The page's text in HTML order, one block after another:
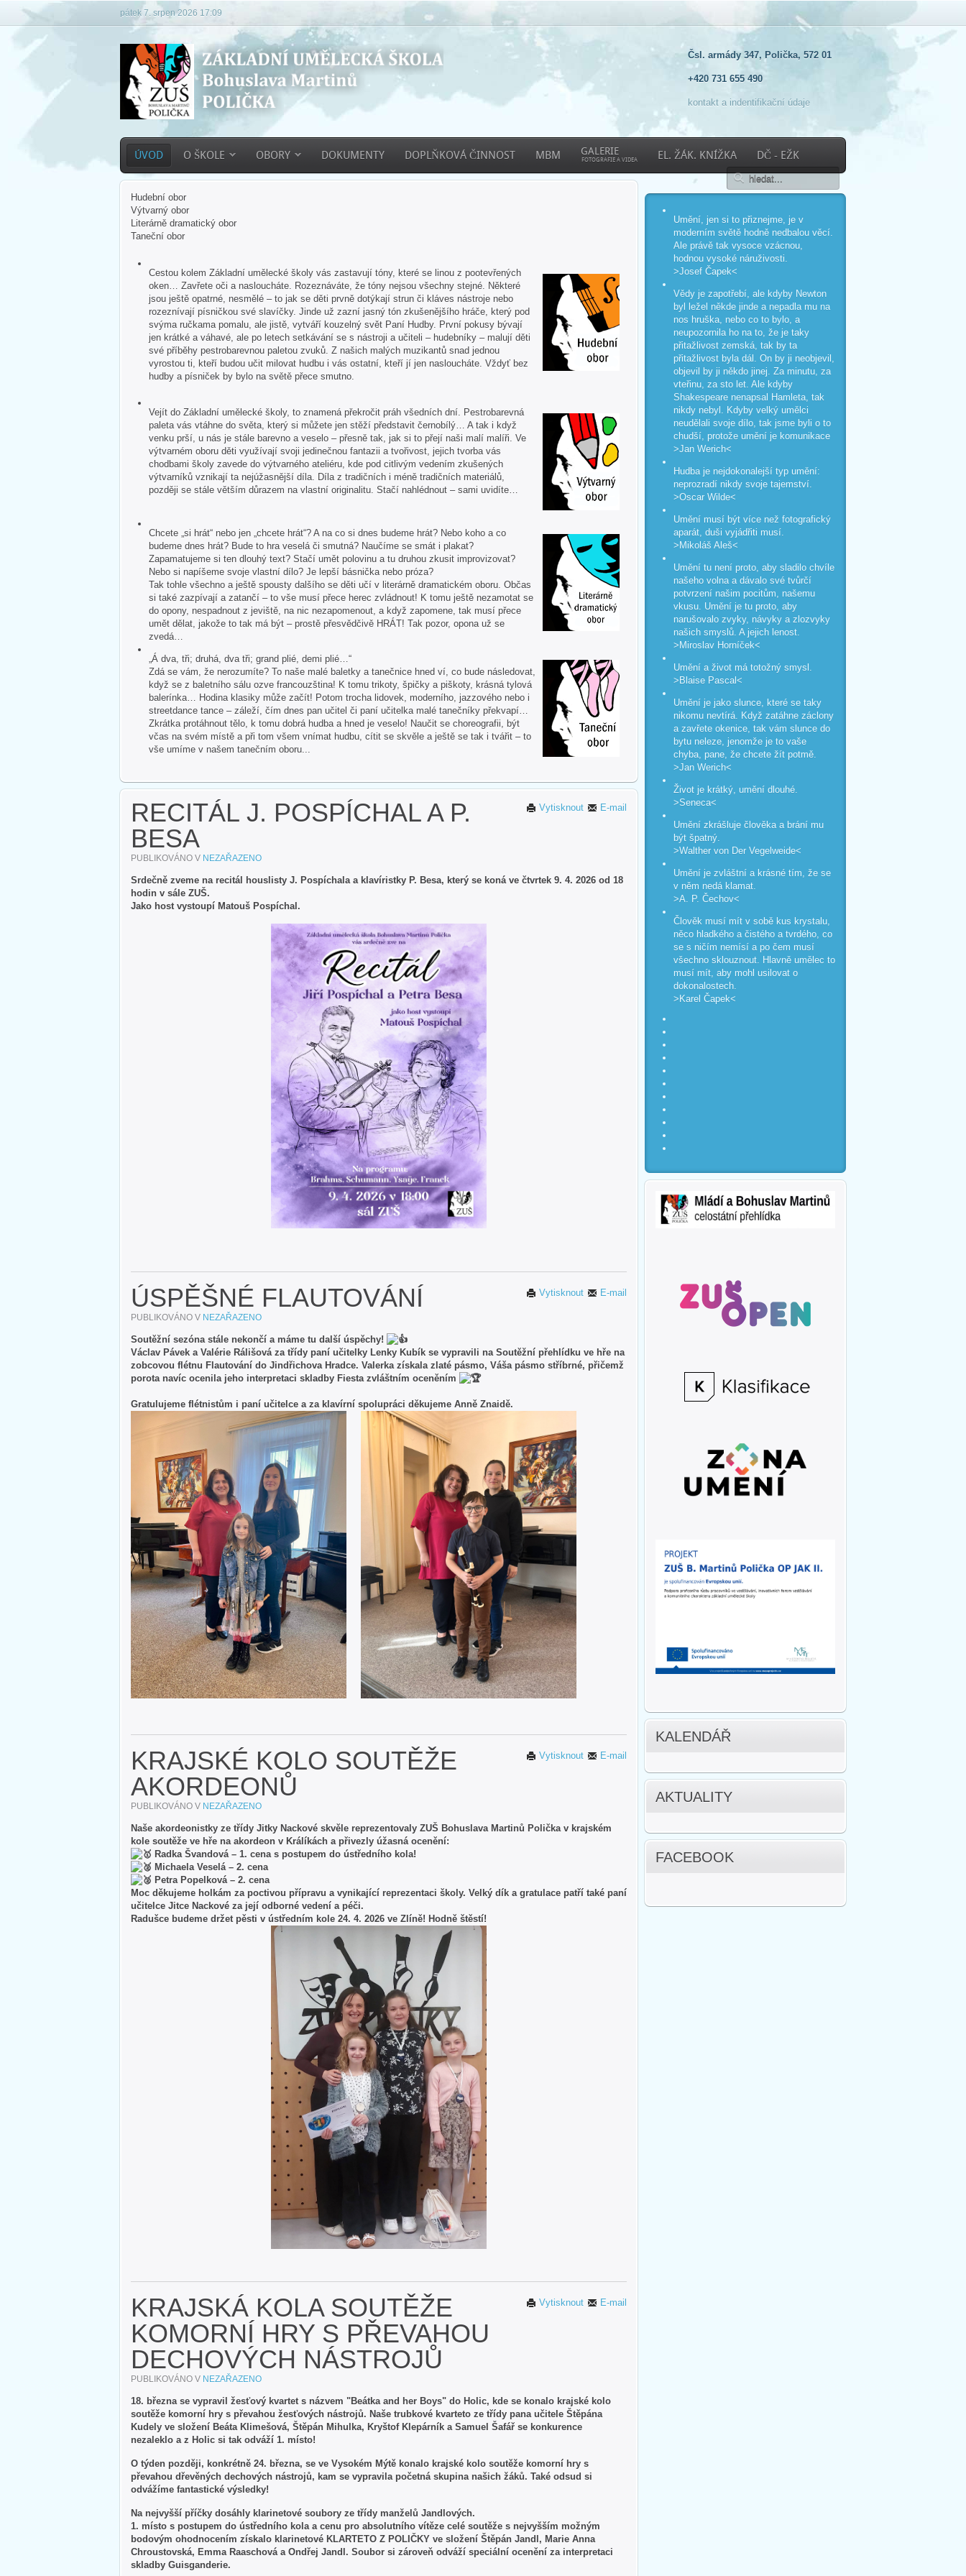
pátek 7. srpen 2026 17:09
Čsl. armády 347, Polička, 572 01
+420 731 655 490
kontakt a indentifikační údaje
ÚVOD O ŠKOLE OBORY DOKUMENTY DOPLŇKOVÁ ČINNOST MBM GALERIE
FOTOGRAFIE A VIDEA EL. ŽÁK. KNÍŽKA DČ - EŽK
Hudební obor
Výtvarný obor
Literárně dramatický obor
Taneční obor
Cestou kolem Základní umělecké školy vás zastavují tóny, které se linou z pootevřených
oken… Zavřete oči a nasloucháte. Rozeznáváte, že tóny nejsou všechny stejné. Některé
jsou ještě opatrné, nesmělé – to jak se děti prvně dotýkají strun či kláves nástroje nebo
rozeznívají písničkou své slavíčky. Jinde už zazní jasný tón zkušenějšího hráče, který pod
svýma ručkama pomalu, ale jistě, vytváří kouzelný svět Paní Hudby. První pokusy bývají
jen krátké a váhavé, ale po letech setkávání se s nástroji a učiteli – hudebníky – malují děti
své příběhy pestrobarevnou paletou zvuků. Z našich malých muzikantů snad jednou
vyrostou ti, kteří budou učit milovat hudbu i vás ostatní, kteří jí jen nasloucháte. Vždyť bez
hudby a písniček by bylo na světě přece smutno.
Vejít do Základní umělecké školy, to znamená překročit práh všedních dní. Pestrobarevná
paleta vás vtáhne do světa, který si můžete jen stěží představit černobílý… A tak i když
venku prší, u nás je stále barevno a veselo – přesně tak, jak si to přejí naši malí malíři. Ve
výtvarném oboru děti využívají svoji jedinečnou fantazii a tvořivost, jejich tvorba vás
chodbami školy zavede do výtvarného ateliéru, kde pod citlivým vedením zkušených
výtvarníků vznikají ta nejúžasnější díla. Díla z tradičních i méně tradičních materiálů,
později se stále větším důrazem na vlastní originalitu. Stačí nahlédnout – sami uvidíte…
Chcete „si hrát“ nebo jen „chcete hrát“? A na co si dnes budeme hrát? Nebo koho a co
budeme dnes hrát? Bude to hra veselá či smutná? Naučíme se smát i plakat?
Zapamatujeme si ten dlouhý text? Stačí umět polovinu a tu druhou zkusit improvizovat?
Nebo si napíšeme svoje vlastní dílo? Je lepší básnička nebo próza?
Tak tohle všechno a ještě spousty dalšího se děti učí v literárně dramatickém oboru. Občas
si také zazpívají a zatančí – to vše musí přece herec zvládnout! K tomu ještě nezamotat se
do opony, nespadnout z jeviště, na nic nezapomenout, a když zapomene, tak musí přece
umět dělat, jakože to tak má být – prostě přesvědčivě HRÁT! Tak pozor, opona už se
zvedá…
„Á dva, tři; druhá, dva tři; grand plié, demi plié…“
Zdá se vám, že nerozumíte? To naše malé baletky a tanečnice hned ví, co bude následovat,
když se z baletního sálu ozve francouzština! K tomu trikoty, špičky a piškoty, krásná tylová
balerínka… Hodina klasiky může začít! Potom trocha lidovek, moderního, jazzového nebo i
streetdance tance – záleží, čím dnes pan učitel či paní učitelka malé tanečníky překvapí…
Zkrátka protáhnout tělo, k tomu dobrá hudba a hned je veselo! Naučit se choreografii, být
včas na svém místě a při tom všem vnímat hudbu, cítit se skvěle a ještě se tak i tvářit – to
vše umíme v našem tanečním oboru...
E-mail
Vytisknout
RECITÁL J. POSPÍCHAL A P.
BESA
PUBLIKOVÁNO V NEZAŘAZENO
Srdečně zveme na recitál houslisty J. Pospíchala a klavíristky P. Besa, který se koná ve čtvrtek 9. 4. 2026 od 18
hodin v sále ZUŠ.
Jako host vystoupí Matouš Pospíchal.
E-mail
Vytisknout
ÚSPĚŠNÉ FLAUTOVÁNÍ
PUBLIKOVÁNO V NEZAŘAZENO
Soutěžní sezóna stále nekončí a máme tu další úspěchy!
Václav Pávek a Valérie Rálišová za třídy paní učitelky Lenky Kubík se vypravili na Soutěžní přehlídku ve hře na
zobcovou flétnu Flautování do Jindřichova Hradce. Valerka získala zlaté pásmo, Váša pásmo stříbrné, přičemž
porota navíc ocenila jeho interpretaci skladby Fiesta zvláštním oceněním
Gratulujeme flétnistům i paní učitelce a za klavírní spolupráci děkujeme Anně Znaidě.
E-mail
Vytisknout
KRAJSKÉ KOLO SOUTĚŽE
AKORDEONŮ
PUBLIKOVÁNO V NEZAŘAZENO
Naše akordeonistky ze třídy Jitky Nackové skvěle reprezentovaly ZUŠ Bohuslava Martinů Polička v krajském
kole soutěže ve hře na akordeon v Králíkách a přivezly úžasná ocenění:
Radka Švandová – 1. cena s postupem do ústředního kola!
Michaela Veselá – 2. cena
Petra Popelková – 2. cena
Moc děkujeme holkám za poctivou přípravu a vynikající reprezentaci školy. Velký dík a gratulace patří také paní
učitelce Jitce Nackové za její odborné vedení a péči.
Radušce budeme držet pěsti v ústředním kole 24. 4. 2026 ve Zlíně! Hodně štěstí!
E-mail
Vytisknout
KRAJSKÁ KOLA SOUTĚŽE
KOMORNÍ HRY S PŘEVAHOU
DECHOVÝCH NÁSTROJŮ
PUBLIKOVÁNO V NEZAŘAZENO
18. března se vypravil žesťový kvartet s názvem "Beátka and her Boys" do Holic, kde se konalo krajské kolo
soutěže komorní hry s převahou žesťových nástrojů. Naše trubkové kvarteto ze třídy pana učitele Štěpána
Kudely ve složení Beáta Klimešová, Štěpán Mihulka, Kryštof Klepárník a Samuel Šafář se konkurence
nezaleklo a z Holic si tak odváží 1. místo!
O týden později, konkrétně 24. března, se ve Vysokém Mýtě konalo krajské kolo soutěže komorní hry s
převahou dřevěných dechových nástrojů, kam se vypravila početná skupina našich žáků. Také odsud si
odvážíme fantastické výsledky!
Na nejvyšší příčky dosáhly klarinetové soubory ze třídy manželů Jandlových.
1. místo s postupem do ústředního kola a cenu pro absolutního vítěze celé soutěže s nejvyšším možným
bodovým ohodnocením získalo klarinetové KLARTETO Z POLIČKY ve složení Štěpán Jandl, Marie Anna
Chroustovská, Emma Raaschová a Ondřej Jandl. Soubor si zároveň odváží speciální ocenění za interpretaci
skladby Guisganderie.
Umění, jen si to přiznejme, je v
moderním světě hodně nedbalou věcí.
Ale právě tak vysoce vzácnou,
hodnou vysoké náruživosti.
>Josef Čapek<
Vědy je zapotřebí, ale kdyby Newton
byl ležel někde jinde a nepadla mu na
nos hruška, nebo co to bylo, a
neupozornila ho na to, že je taky
přitažlivost zemská, tak by ta
přitažlivost byla dál. On by ji neobjevil,
objevil by ji někdo jinej. Za minutu, za
vteřinu, za sto let. Ale kdyby
Shakespeare nenapsal Hamleta, tak
nikdy nebyl. Kdyby velký umělci
neudělali svoje dílo, tak jsme byli o to
chudší, protože umění je komunikace
>Jan Werich<
Hudba je nejdokonalejší typ umění:
neprozradí nikdy svoje tajemství.
>Oscar Wilde<
Umění musí být více než fotografický
aparát, duši vyjádřiti musí.
>Mikoláš Aleš<
Umění tu není proto, aby sladilo chvíle
našeho volna a dávalo své tvůrčí
potvrzení našim pocitům, našemu
vkusu. Umění je tu proto, aby
narušovalo zvyky, návyky a zlozvyky
našich smyslů. A jejich lenost.
>Miroslav Horníček<
Umění a život má totožný smysl.
>Blaise Pascal<
Umění je jako slunce, které se taky
nikomu nevtírá. Když zatáhne záclony
a zavřete okenice, tak vám slunce do
bytu neleze, jenomže je to vaše
chyba, pane, že chcete žít potmě.
>Jan Werich<
Život je krátký, umění dlouhé.
>Seneca<
Umění zkrášluje člověka a brání mu
být špatný.
>Walther von Der Vegelweide<
Umění je zvláštní a krásné tím, že se
v něm nedá klamat.
>A. P. Čechov<
Člověk musí mít v sobě kus krystalu,
něco hladkého a čistého a tvrdého, co
se s ničím nemísí a po čem musí
všechno sklouznout. Hlavně umělec to
musí mít, aby mohl usilovat o
dokonalostech.
>Karel Čapek<
KALENDÁŘ
AKTUALITY
FACEBOOK